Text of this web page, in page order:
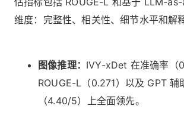
维度：完整性、相关性、细节水平和解
图像推理： IVY-xDet 在准确率（
ROUGE-L（0.271）以及 GPT 辅
（4.40/5）上全面领先。